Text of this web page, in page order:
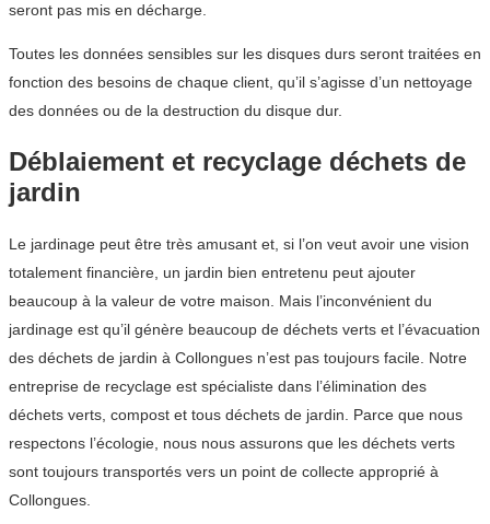
seront pas mis en décharge.
Toutes les données sensibles sur les disques durs seront traitées en
fonction des besoins de chaque client, qu’il s’agisse d’un nettoyage
des données ou de la destruction du disque dur.
Déblaiement et recyclage déchets de
jardin
Le jardinage peut être très amusant et, si l’on veut avoir une vision
totalement financière, un jardin bien entretenu peut ajouter
beaucoup à la valeur de votre maison. Mais l’inconvénient du
jardinage est qu’il génère beaucoup de déchets verts et l’évacuation
des déchets de jardin à Collongues n’est pas toujours facile. Notre
entreprise de recyclage est spécialiste dans l’élimination des
déchets verts, compost et tous déchets de jardin. Parce que nous
respectons l’écologie, nous nous assurons que les déchets verts
sont toujours transportés vers un point de collecte approprié à
Collongues.